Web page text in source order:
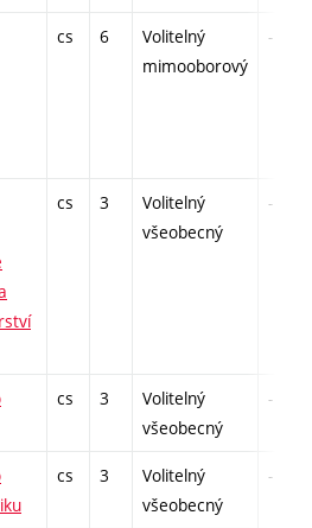
cs 6
Volitelný
mimooborový
-
cs 3
Volitelný
všeobecný
-
cs 3
Volitelný
všeobecný
-
cs 3
Volitelný
všeobecný
-